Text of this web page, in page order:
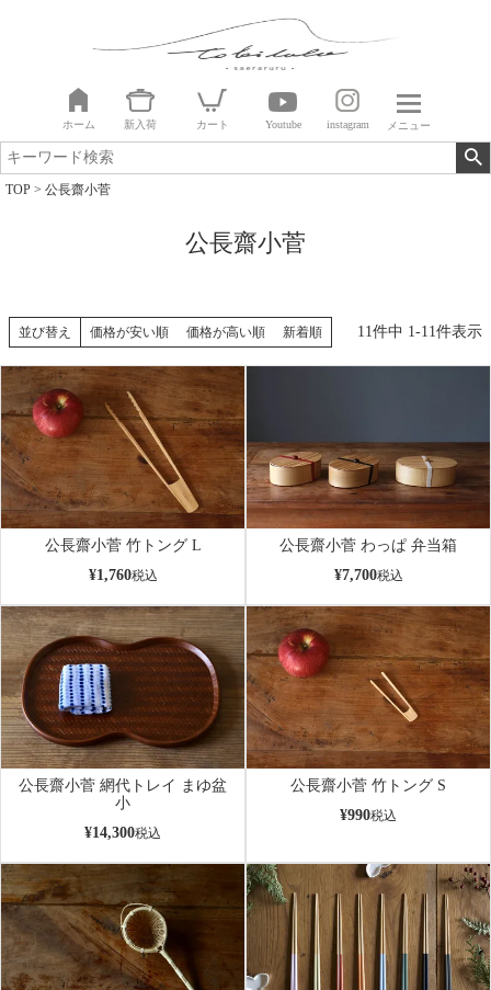
ホーム 新入荷 カート Youtube instagram メニュー
TOP 公長齋小菅
公長齋小菅
並び替え 価格が安い順 価格が高い順 新着順 11件中 1-11件表示
公長齋小菅 竹トング L
¥1,760税込
公長齋小菅 わっぱ 弁当箱
¥7,700税込
公長齋小菅 網代トレイ まゆ盆
小
¥14,300税込
公長齋小菅 竹トング S
¥990税込